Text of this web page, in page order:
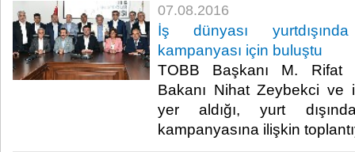
07.08.2016
İş dünyası
kampanyası için buluştu
TOBB Başkanı M. Rifat
Bakanı Nihat Zeybekci ve
yer aldığı, yurt
kampanyasına ilişkin